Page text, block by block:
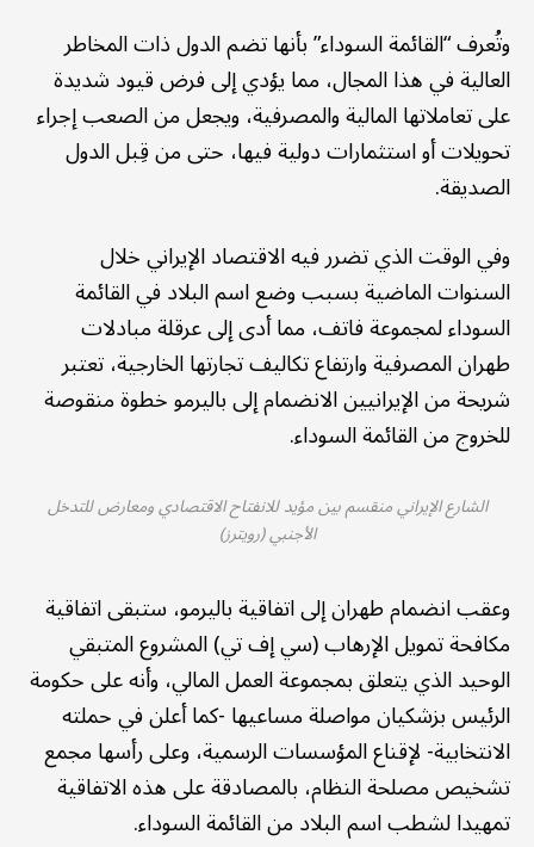
وتُعرف “القائمة السوداء” بأنها تضم الدول ذات المخاطر
العالية في هذا المجال، مما يؤدي إلى فرض قيود شديدة
على تعاملاتها المالية والمصرفية، ويجعل من الصعب إجراء
تحويلات أو استثمارات دولية فيها، حتى من قِبل الدول
الصديقة.
وفي الوقت الذي تضرر فيه الاقتصاد الإيراني خلال
السنوات الماضية بسبب وضع اسم البلاد في القائمة
السوداء لمجموعة فاتف، مما أدى إلى عرقلة مبادلات
طهران المصرفية وارتفاع تكاليف تجارتها الخارجية، تعتبر
شريحة من الإيرانيين الانضمام إلى باليرمو خطوة منقوصة
للخروج من القائمة السوداء.
الشارع الإيراني منقسم بين مؤيد للانفتاح الاقتصادي ومعارض للتدخل
الأجنبي (رويترز)
وعقب انضمام طهران إلى اتفاقية باليرمو، ستبقى اتفاقية
مكافحة تمويل الإرهاب (سي إف تي) المشروع المتبقي
الوحيد الذي يتعلق بمجموعة العمل المالي، وأنه على حكومة
الرئيس بزشكيان مواصلة مساعيها -كما أعلن في حملته
الانتخابية- لإقناع المؤسسات الرسمية، وعلى رأسها مجمع
تشخيص مصلحة النظام، بالمصادقة على هذه الاتفاقية
تمهيدا لشطب اسم البلاد من القائمة السوداء.